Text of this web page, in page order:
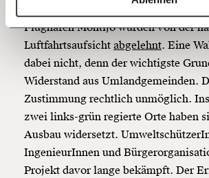
60€
150€
Du erhältst eine E-Mail mit deiner
Geschenkurkunde im PDF-Format,
ausdrucken oder weiterleiten und
kannst.
Flughafen Montijo wurden von der
Luftfahrtsaufsicht abgelehnt. Eine
dabei nicht, denn der wichtigste
Widerstand aus Umlandgemeinden.
Zustimmung rechtlich unmöglich.
zwei links-grün regierte Orte haben
Ausbau widersetzt.
IngenieurInnen und
Projekt davor lange bekämpft. Der